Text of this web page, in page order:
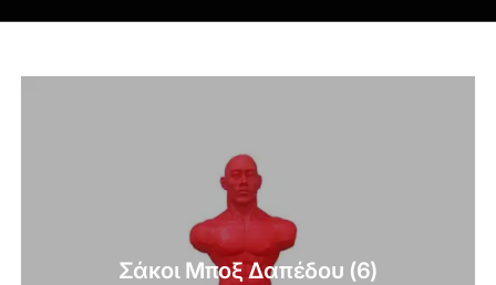
Σάκοι Μποξ Δαπέδου (6)